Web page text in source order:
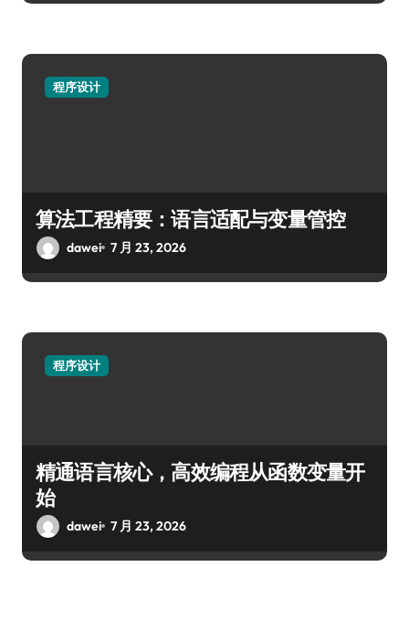
程序设计
算法工程精要：语言适配与变量管控
dawei 7 月 23, 2026
程序设计
精通语言核心，高效编程从函数变量开
始
dawei 7 月 23, 2026